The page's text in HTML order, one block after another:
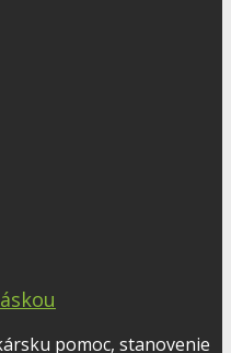
pomoc, stanovenie